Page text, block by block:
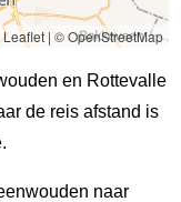
Leaflet| © OpenStreetMap
en Rottevalle
de reis afstand is
naar